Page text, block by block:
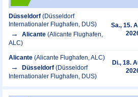
Düsseldorf (Düsseldorf
Internationaler Flughafen, DUS)
Alicante (Alicante Flughafen,
ALC)
Sa., 15.
Alicante (Alicante Flughafen, ALC)
Düsseldorf (Düsseldorf
Internationaler Flughafen, DUS)
Di., 18.